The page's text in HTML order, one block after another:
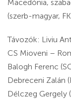
Macedónia,
(szerb-magyar,
Távozók: Liviu
CS Mioveni –
Balogh Ferenc
Debreceni Zalán
Délczeg Gergely